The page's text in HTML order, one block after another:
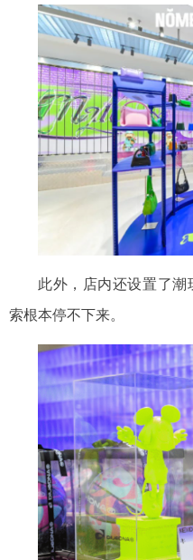
此外，店内还设置了潮
索根本停不下来。